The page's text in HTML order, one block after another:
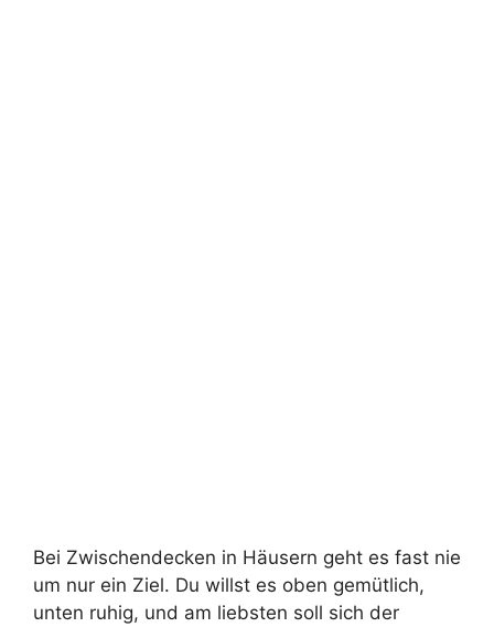
Bei Zwischendecken in Häusern geht es fast nie
um nur ein Ziel. Du willst es oben gemütlich,
unten ruhig, und am liebsten soll sich der